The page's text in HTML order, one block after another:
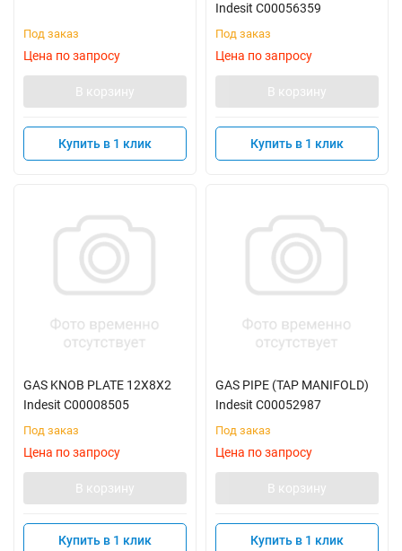
Под заказ
Цена по запросу
В корзину
Купить в 1 клик
Indesit C00056359
Под заказ
Цена по запросу
В корзину
Купить в 1 клик
GAS KNOB PLATE 12X8X2
Indesit C00008505
Под заказ
Цена по запросу
В корзину
Купить в 1 клик
GAS PIPE (TAP MANIFOLD)
Indesit C00052987
Под заказ
Цена по запросу
В корзину
Купить в 1 клик